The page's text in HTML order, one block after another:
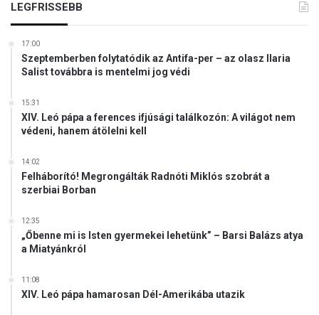
LEGFRISSEBB
17:00
Szeptemberben folytatódik az Antifa-per – az olasz Ilaria
Salist továbbra is mentelmi jog védi
15:31
XIV. Leó pápa a ferences ifjúsági találkozón: A világot nem
védeni, hanem átölelni kell
14:02
Felháborító! Megrongálták Radnóti Miklós szobrát a
szerbiai Borban
12:35
„Őbenne mi is Isten gyermekei lehetünk” – Barsi Balázs atya
a Miatyánkról
11:08
XIV. Leó pápa hamarosan Dél-Amerikába utazik